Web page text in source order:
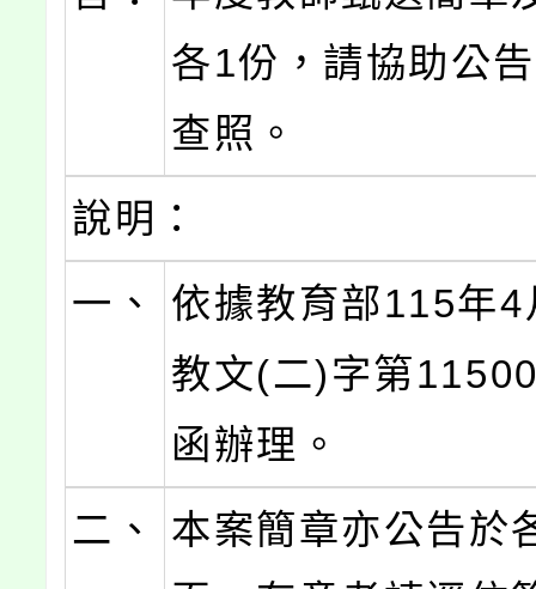
各1份，請協助公
查照。
說明：
一、
依據教育部115年
教文(二)字第
函辦理。
二、
本案簡章亦公告於